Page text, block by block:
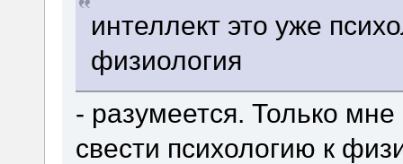
интеллект это уже
физиология
- разумеется. Только
свести психологию к